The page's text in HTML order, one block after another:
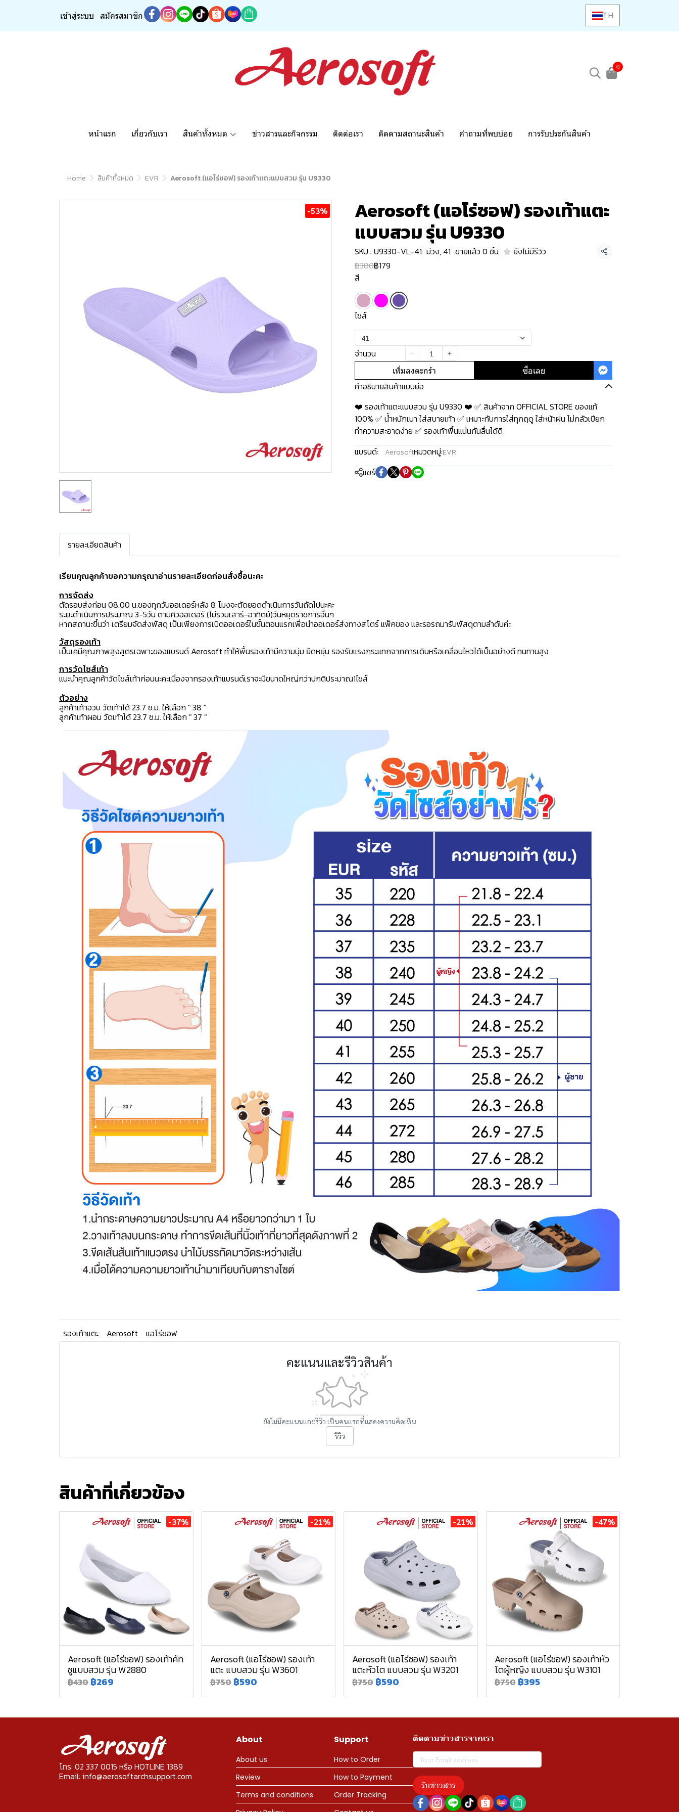
เข้าสู่ระบบ สมัครสมาชิก TH
0
หน้าแรก เกี่ยวกับเรา สินค้าทั้งหมด ข่าวสารและกิจกรรม ติดต่อเรา ติดตามสถานะสินค้า คำถามที่พบบ่อย การรับประกันสินค้า
Home สินค้าทั้งหมด EVR Aerosoft (แอโร่ซอฟ) รองเท้าแตะแบบสวม รุ่น U9330
-53% Aerosoft (แอโร่ซอฟ) รองเท้าแตะ
แบบสวม รุ่น U9330
SKU : U9330-VL-41 ม่วง, 41 ขายแล้ว 0 ชิ้น ยังไม่มีรีวิว แชร์
฿380฿179
สี
ไซส์
41
จำนวน
เพิ่มลงตะกร้า ซื้อเลย
คำอธิบายสินค้าแบบย่อ
❤️ รองเท้าแตะแบบสวม รุ่น U9330 ❤️ ✅ สินค้าจาก OFFICIAL STORE ของแท้
100% ✅ น้ำหนักเบา ใส่สบายเท้า ✅ เหมาะกับการใส่ทุกฤดู ใส่หน้าฝน ไม่กลัวเปียก
ทำความสะอาดง่าย ✅ รองเท้าพื้นแน่นกันลื่นได้ดี
แบรนด์:
Aerosoftหมวดหมู่:EVR
แชร์
รายละเอียดสินค้า
เรียนคุณลูกค้าขอความกรุณาอ่านรายละเอียดก่อนสั่งซื้อนะคะ️
การจัดส่ง
ตัดรอบส่งก่อน 08.00 น.ของทุกวันออเดอร์หลัง 8 โมงจะตัดยอดดำเนินการวันถัดไปนะคะ
ระยะดำเนินการประมาณ 3-5วัน ตามคิวออเดอร์ (ไม่รวมเสาร์-อาทิตย์)วันหยุดราชการอื่นๆ
หากสถานะขึ้นว่า เตรียมจัดส่งพัสดุ เป็นเพียงการเปิดออเดอร์ในขั้นตอนแรกเพื่อนำออเดอร์ส่งทางสโตร์ แพ็คของ และรอรถมารับพัสดุตามลำดับค่ะ
วัสดุรองเท้า
เป็นเคมีคุณภาพสูงสูตรเฉพาะของแบรนด์ Aerosoft ทำให้พื้นรองเท้ามีความนุ่ม ยืดหยุ่น รองรับแรงกระแทกจากการเดินหรือเคลื่อนไหวได้เป็นอย่างดี ทนทานสูง
การวัดไซส์เท้า
แนะนำคุณลูกค้าวัดไซส์เท้าก่อนนะคะเนื่องจากรองเท้าแบรนด์เราจะมีขนาดใหญ่กว่าปกติประมาณ1ไซส์
ตัวอย่าง
ลูกค้าเท้าอวบ วัดเท้าได้ 23.7 ซ.ม. ให้เลือก " 38 "
ลูกค้าเท้าผอม วัดเท้าได้ 23.7 ซ.ม. ให้เลือก " 37 "
รองเท้าแตะ Aerosoft แอโร่ซอฟ
คะแนนและรีวิวสินค้า
ยังไม่มีคะแนนและรีวิว เป็นคนแรกที่แสดงความคิดเห็น
รีวิว
สินค้าที่เกี่ยวข้อง
-37%
Aerosoft (แอโร่ซอฟ) รองเท้าคัท
ชูแบบสวม รุ่น W2880
฿430 ฿269
-21%
Aerosoft (แอโร่ซอฟ) รองเท้า
แตะ แบบสวม รุ่น W3601
฿750 ฿590
-21%
Aerosoft (แอโร่ซอฟ) รองเท้า
แตะหัวโต แบบสวม รุ่น W3201
฿750 ฿590
-47%
Aerosoft (แอโร่ซอฟ) รองเท้าหัว
โตผู้หญิง แบบสวม รุ่น W3101
฿750 ฿395
โทร: 02 337 0015 หรือ HOTLINE 1389
Email: info@aerosoftarchsupport.com
About
About us
Review
Terms and conditions
Support
How to Order
How to Payment
Order Tracking
ติดตามข่าวสารจากเรา
รับข่าวสาร